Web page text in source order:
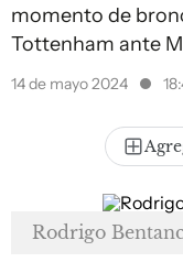
momento de
Tottenham ante
14 de mayo 2024
Rodrigo